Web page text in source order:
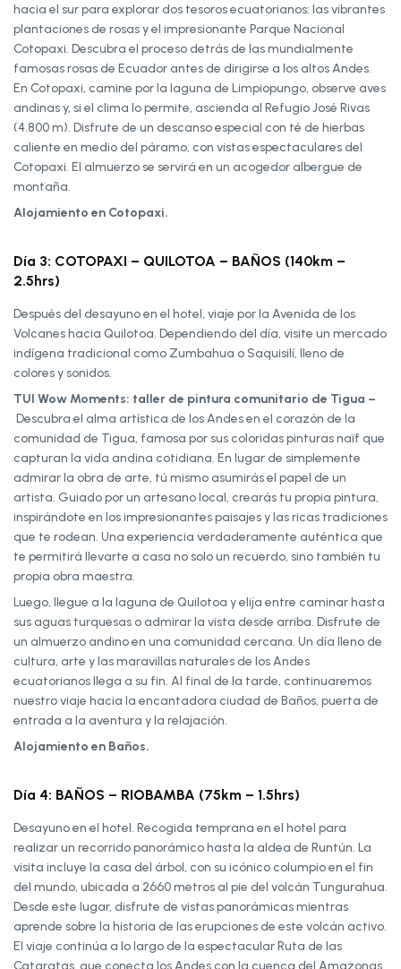
hacia el sur para explorar dos tesoros ecuatorianos: las vibrantes
plantaciones de rosas y el impresionante Parque Nacional
Cotopaxi. Descubra el proceso detrás de las mundialmente
famosas rosas de Ecuador antes de dirigirse a los altos Andes.
En Cotopaxi, camine por la laguna de Limpiopungo, observe aves
andinas y, si el clima lo permite, ascienda al Refugio José Rivas
(4.800 m). Disfrute de un descanso especial con té de hierbas
caliente en medio del páramo, con vistas espectaculares del
Cotopaxi. El almuerzo se servirá en un acogedor albergue de
montaña.
Alojamiento en Cotopaxi.
Día 3: COTOPAXI – QUILOTOA – BAÑOS (140km –
2.5hrs)
Después del desayuno en el hotel, viaje por la Avenida de los
Volcanes hacia Quilotoa. Dependiendo del día, visite un mercado
indígena tradicional como Zumbahua o Saquisilí, lleno de
colores y sonidos.
TUI Wow Moments: taller de pintura comunitario de Tigua –
Descubra el alma artística de los Andes en el corazón de la
comunidad de Tigua, famosa por sus coloridas pinturas naïf que
capturan la vida andina cotidiana. En lugar de simplemente
admirar la obra de arte, tú mismo asumirás el papel de un
artista. Guiado por un artesano local, crearás tu propia pintura,
inspirándote en los impresionantes paisajes y las ricas tradiciones
que te rodean. Una experiencia verdaderamente auténtica que
te permitirá llevarte a casa no solo un recuerdo, sino también tu
propia obra maestra.
Luego, llegue a la laguna de Quilotoa y elija entre caminar hasta
sus aguas turquesas o admirar la vista desde arriba. Disfrute de
un almuerzo andino en una comunidad cercana. Un día lleno de
cultura, arte y las maravillas naturales de los Andes
ecuatorianos llega a su fin. Al final de la tarde, continuaremos
nuestro viaje hacia la encantadora ciudad de Baños, puerta de
entrada a la aventura y la relajación.
Alojamiento en Baños.
Día 4: BAÑOS – RIOBAMBA (75km – 1.5hrs)
Desayuno en el hotel. Recogida temprana en el hotel para
realizar un recorrido panorámico hasta la aldea de Runtún. La
visita incluye la casa del árbol, con su icónico columpio en el fin
del mundo, ubicada a 2660 metros al pie del volcán Tungurahua.
Desde este lugar, disfrute de vistas panorámicas mientras
aprende sobre la historia de las erupciones de este volcán activo.
El viaje continúa a lo largo de la espectacular Ruta de las
Cataratas, que conecta los Andes con la cuenca del Amazonas.